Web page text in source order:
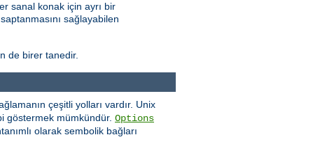
sanal konak için ayrı bir
sağlayabilen
de birer tanedir.
çeşitli yolları vardır. Unix
göstermek mümkündür. Options
olarak sembolik bağları